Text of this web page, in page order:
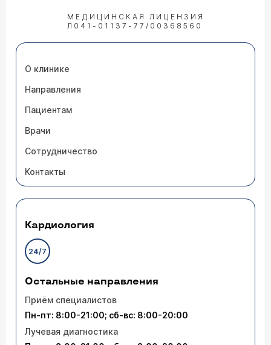
МЕДИЦИНСКАЯ ЛИЦЕНЗИЯ
Л041-01137-77/00368560
О клинике
Направления
Пациентам
Врачи
Сотрудничество
Контакты
Кардиология
24/7
Остальные направления
Приём специалистов
Пн-пт: 8:00-21:00; сб-вс: 8:00-20:00
Лучевая диагностика